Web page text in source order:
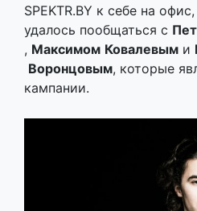
SPEKTR.BY к себе на
удалось пообщаться с
, Максимом Ковалевым и
Воронцовым​,​ которые
кампании.